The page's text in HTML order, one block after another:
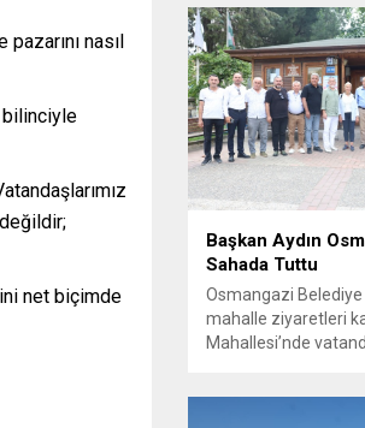
nasıl
bilinciyle
net biçimde
esnada bir yaşlı
işsizliğine dair
dertlerini Kürtçe
Şimşek’e
ilgisini çekti. Şimşek
Başkan Aydın
Sahada Tuttu
Osmangazi Belediye
mahalle ziyaretleri
Mahallesi’nde